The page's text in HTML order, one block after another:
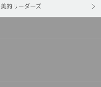
美的リーダーズ